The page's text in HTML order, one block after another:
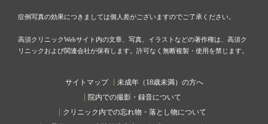
症例写真の効果につきましては個人差がございますのでご了承ください。
高須クリニックWebサイト内の文章、写真、イラストなどの著作権は、高須ク
リニックおよび関連会社が保有します。許可なく無断複製・使用を禁じます。
サイトマップ
未成年（18歳未満）の方へ
院内での撮影・録音について
クリニック内での忘れ物・落とし物について